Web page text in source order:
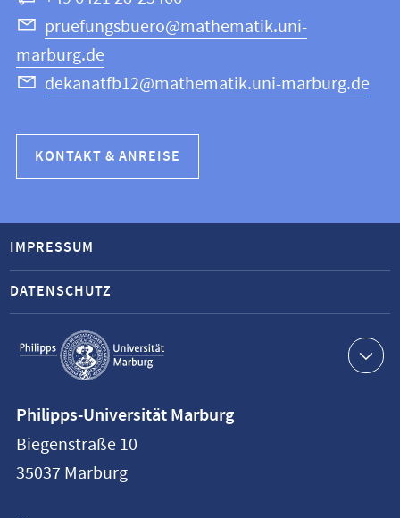
pruefungsbuero@mathematik.uni-
marburg.de
dekanatfb12@mathematik.uni-marburg.de
KONTAKT & ANREISE
Service-
Navigation
IMPRESSUM
DATENSCHUTZ
Philipps-
Universität
Marburg
Philipps-Universität Marburg
Biegenstraße 10
35037 Marburg